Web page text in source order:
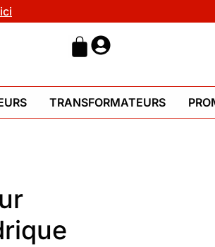
TRANSFORMATEURS